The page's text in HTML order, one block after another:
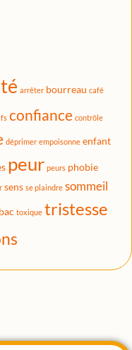
arrêter bourreau café
confiance contrôle
déprimer empoisonne enfant
peur peurs phobie
sens se plaindre sommeil
toxique tristesse